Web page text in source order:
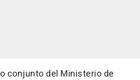
conjunto del Ministerio de